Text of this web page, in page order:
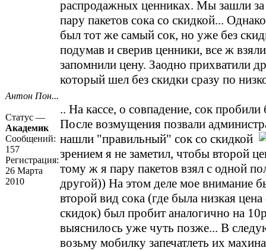
Антон Пон...
Статус —
Академик
Сообщений:
157
Регистрация:
26 Марта
2010
распродажных ценниках. Мы зашли за
пару пакетов сока со скидкой...
был тот же самый сок, но уже без
подумав и сверив ценники, все ж
запомнили цену. Заодно прихватили
который шел без скидки сразу по
.. На кассе, о совпадение, сок пробили
После возмущения позвали
нашли "правильный" сок со скидкой
зрением я не заметил, чтобы второй
тому ж я пару пакетов взял с одной
другой)) На этом деле мое внимание
второй вид сока (где была низкая цена
скидок) был пробит аналогично на
выяснилось уже чуть позже... В
возьму мобилку запечатлеть их